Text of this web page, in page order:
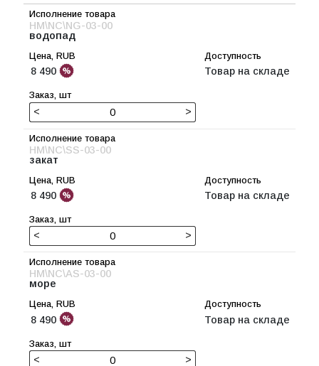
HM\NC\NG-03-00
водопад
8 490 Товар на складе
< >
HM\NC\SS-03-00
закат
8 490 Товар на складе
< >
HM\NC\AS-03-00
море
8 490 Товар на складе
< >